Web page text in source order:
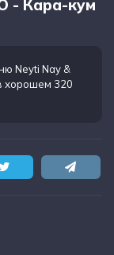
- Кара-кум
Neyti Nay &
хорошем 320